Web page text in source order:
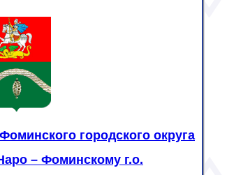
городского округа
– Фоминскому г.о.